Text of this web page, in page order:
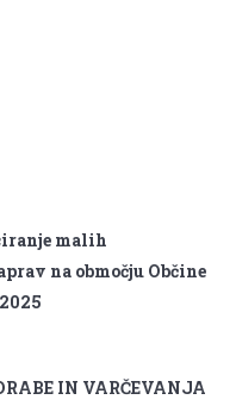
malih
na območju Občine
IN VARČEVANJA